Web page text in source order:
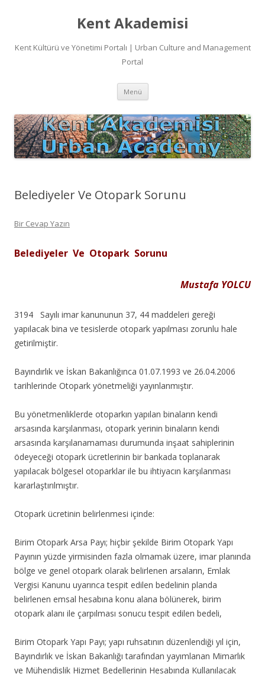
Kent Akademisi
Kent Kültürü ve Yönetimi Portalı | Urban Culture and Management
Portal
Menü İçeriğe
Belediyeler Ve Otopark Sorunu
Bir Cevap Yazın
Belediyeler Ve Otopark Sorunu
Mustafa YOLCU
3194 Sayılı imar kanununun 37, 44 maddeleri gereği
yapılacak bina ve tesislerde otopark yapılması zorunlu hale
getirilmiştir.
Bayındırlık ve İskan Bakanlığınca 01.07.1993 ve 26.04.2006
tarihlerinde Otopark yönetmeliği yayınlanmıştır.
Bu yönetmenliklerde otoparkın yapılan binaların kendi
arsasında karşılanması, otopark yerinin binaların kendi
arsasında karşılanamaması durumunda inşaat sahiplerinin
ödeyeceği otopark ücretlerinin bir bankada toplanarak
yapılacak bölgesel otoparklar ile bu ihtiyacın karşılanması
kararlaştırılmıştır.
Otopark ücretinin belirlenmesi içinde:
Birim Otopark Arsa Payı; hiçbir şekilde Birim Otopark Yapı
Payının yüzde yirmisinden fazla olmamak üzere, imar planında
bölge ve genel otopark olarak belirlenen arsaların, Emlak
Vergisi Kanunu uyarınca tespit edilen bedelinin planda
belirlenen emsal hesabına konu alana bölünerek, birim
otopark alanı ile çarpılması sonucu tespit edilen bedeli,
Birim Otopark Yapı Payı; yapı ruhsatının düzenlendiği yıl için,
Bayındırlık ve İskan Bakanlığı tarafından yayımlanan Mimarlık
ve Mühendislik Hizmet Bedellerinin Hesabında Kullanılacak